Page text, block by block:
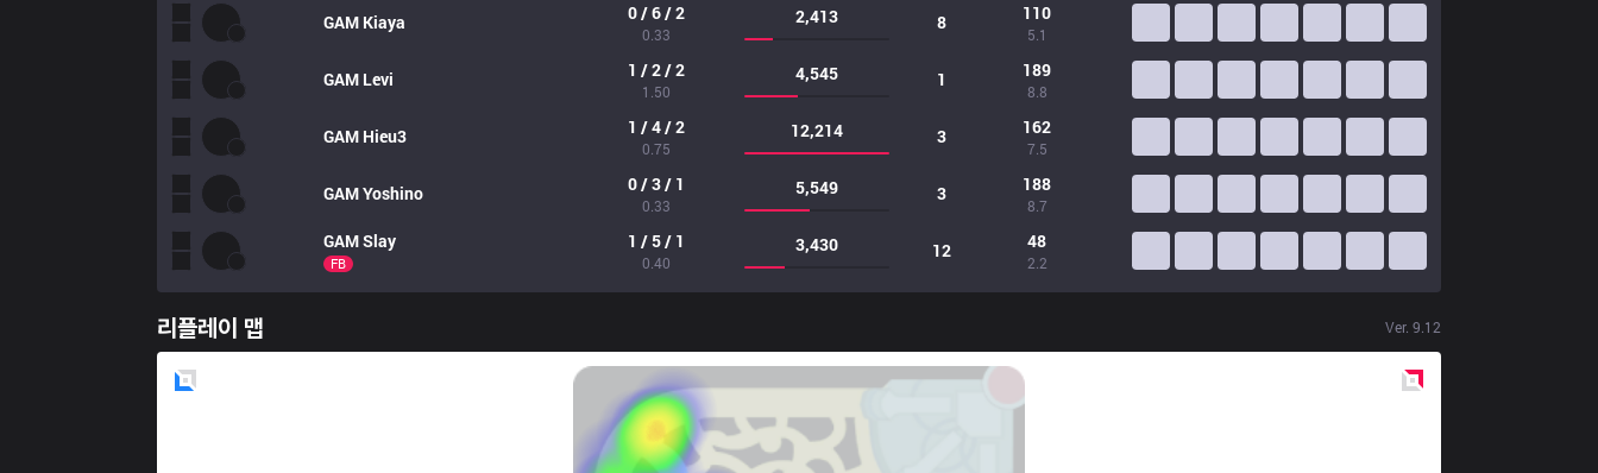
GAM Kiaya 0 / 6 / 2
0.33
2,413 8 110
5.1
GAM Levi 1 / 2 / 2
1.50
4,545 1 189
8.8
GAM Hieu3 1 / 4 / 2
0.75
12,214 3 162
7.5
GAMYoshino 0 / 3 / 1
0.33
5,549 3 188
8.7
GAMSlay
FB
1 / 5 / 1
0.40
3,430 12 48
2.2
리플레이 맵 Ver. 9.12